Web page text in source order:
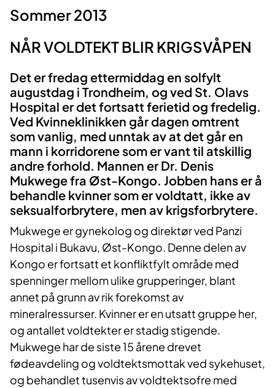
Sommer 2013
NÅR VOLDTEKT BLIR KRIGSVÅPEN
Det er fredag ettermiddag en solfylt
augustdag i Trondheim, og ved St. Olavs
Hospital er det fortsatt ferietid og fredelig.
Ved Kvinneklinikken går dagen omtrent
som vanlig, med unntak av at det går en
mann i korridorene som er vant til atskillig
andre forhold. Mannen er Dr. Denis
Mukwege fra Øst-Kongo. Jobben hans er å
behandle kvinner som er voldtatt, ikke av
seksualforbrytere, men av krigsforbrytere.
Mukwege er gynekolog og direktør ved Panzi
Hospital i Bukavu, Øst-Kongo. Denne delen av
Kongo er fortsatt et konfliktfylt område med
spenninger mellom ulike grupperinger, blant
annet på grunn av rik forekomst av
mineralressurser. Kvinner er en utsatt gruppe her,
og antallet voldtekter er stadig stigende.
Mukwege har de siste 15 årene drevet
fødeavdeling og voldtektsmottak ved sykehuset,
og behandlet tusenvis av voldtektsofre med